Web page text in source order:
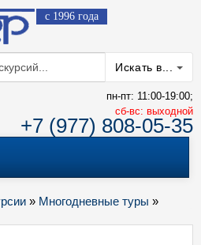
с 1996 года
Искать в...
пн-пт: 11:00-19:00;
cб-вс: выходной
+7 (977) 808-05-35
» Многодневные туры »